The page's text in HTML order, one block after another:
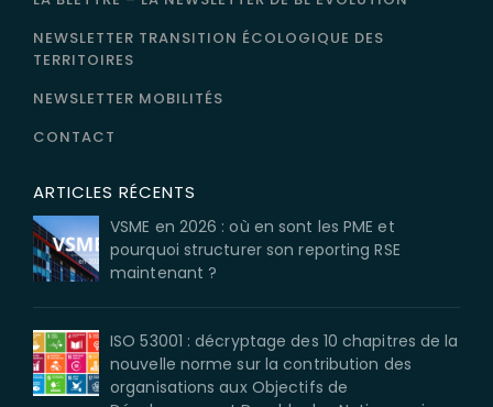
NEWSLETTER TRANSITION ÉCOLOGIQUE DES
TERRITOIRES
NEWSLETTER MOBILITÉS
CONTACT
ARTICLES RÉCENTS
VSME en 2026 : où en sont les PME et
pourquoi structurer son reporting RSE
maintenant ?
ISO 53001 : décryptage des 10 chapitres de la
nouvelle norme sur la contribution des
organisations aux Objectifs de